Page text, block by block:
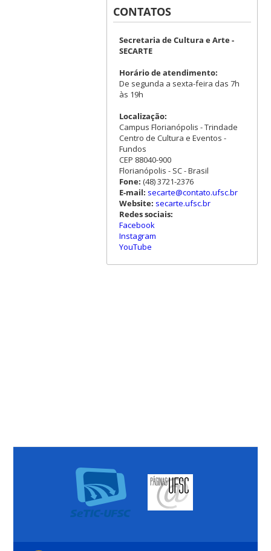
CONTATOS
Secretaria de Cultura e Arte -
SECARTE
Horário de atendimento:
De segunda a sexta-feira das 7h
às 19h
Localização:
Campus Florianópolis - Trindade
Centro de Cultura e Eventos -
Fundos
CEP 88040-900
Florianópolis - SC - Brasil
Fone: (48) 3721-2376
E-mail: secarte@contato.ufsc.br
Website: secarte.ufsc.br
Redes sociais:
Facebook
Instagram
YouTube